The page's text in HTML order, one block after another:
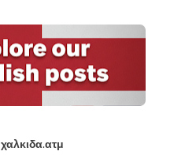
χαλκιδα.ατμ